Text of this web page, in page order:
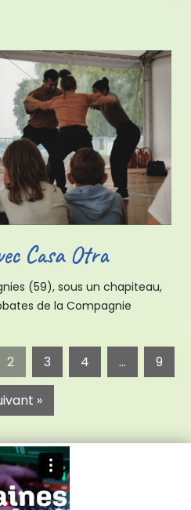
Casa Otra
(59), sous un chapiteau,
de la Compagnie
2 3 4 … 9
»